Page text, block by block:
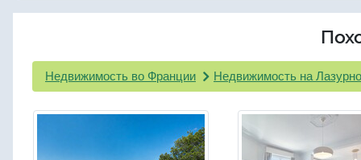
Недвижимость во Франции Недвижимость на